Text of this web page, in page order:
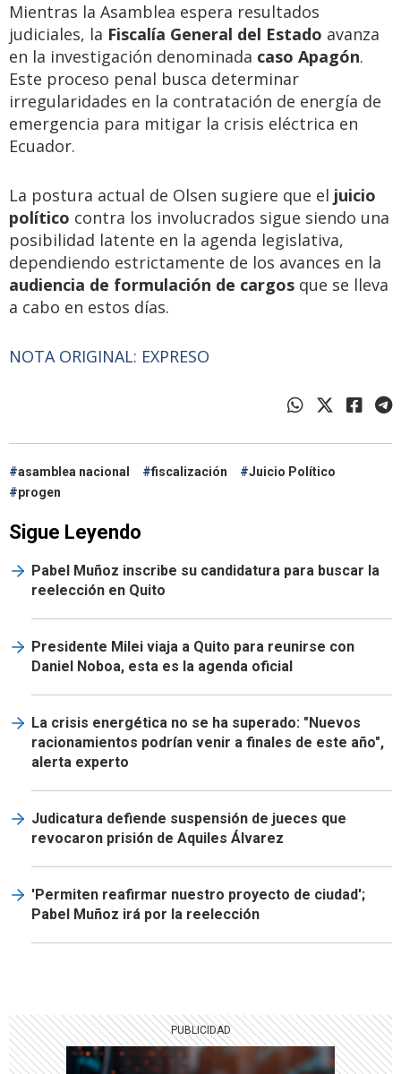
Mientras la Asamblea espera resultados
judiciales, la Fiscalía General del Estado avanza
en la investigación denominada caso Apagón.
Este proceso penal busca determinar
irregularidades en la contratación de energía de
emergencia para mitigar la crisis eléctrica en
Ecuador.
La postura actual de Olsen sugiere que el juicio
político contra los involucrados sigue siendo una
posibilidad latente en la agenda legislativa,
dependiendo estrictamente de los avances en la
audiencia de formulación de cargos que se lleva
a cabo en estos días.
NOTA ORIGINAL: EXPRESO
asamblea nacional fiscalización
Juicio Político
progen
Sigue Leyendo
Pabel Muñoz inscribe su candidatura para buscar la
reelección en Quito
Presidente Milei viaja a Quito para reunirse con
Daniel Noboa, esta es la agenda oficial
La crisis energética no se ha superado: "Nuevos
racionamientos podrían venir a finales de este año",
alerta experto
Judicatura defiende suspensión de jueces que
revocaron prisión de Aquiles Álvarez
'Permiten reafirmar nuestro proyecto de ciudad';
Pabel Muñoz irá por la reelección